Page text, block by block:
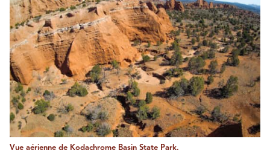
Vue aérienne de Kodachrome Basin State Park.